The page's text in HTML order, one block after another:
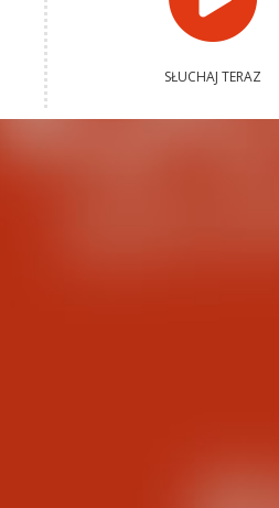
SŁUCHAJ TERAZ